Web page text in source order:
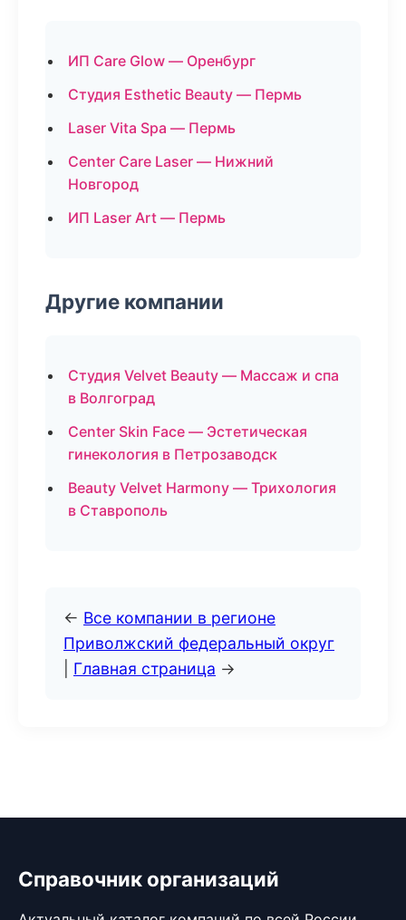
ИП Care Glow — Оренбург
Студия Esthetic Beauty — Пермь
Laser Vita Spa — Пермь
Center Care Laser — Нижний
Новгород
ИП Laser Art — Пермь
Другие компании
Студия Velvet Beauty — Массаж и спа
в Волгоград
Center Skin Face — Эстетическая
гинекология в Петрозаводск
Beauty Velvet Harmony — Трихология
в Ставрополь
← Все компании в регионе
Приволжский федеральный округ
Главная страница →
Справочник организаций